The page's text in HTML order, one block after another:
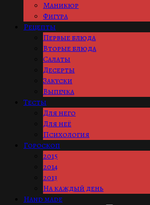
Маникюр
Фигура
Рецепты
Первые блюда
Вторые блюда
Салаты
Десерты
Закуски
Выпечка
Тесты
Для него
Для неё
Психология
Гороскоп
2015
2014
2013
На каждый день
Hand made